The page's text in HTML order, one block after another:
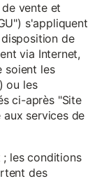
de vente et
s'appliquent
de
via Internet,
soient les
ou les
ci-après "Site
services de
; les conditions
des